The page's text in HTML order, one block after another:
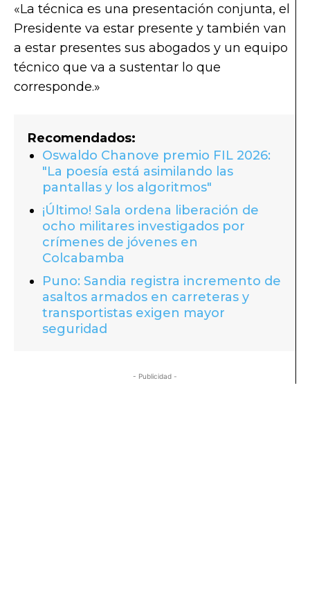
«La técnica es una presentación conjunta, el
Presidente va estar presente y también van
a estar presentes sus abogados y un equipo
técnico que va a sustentar lo que
corresponde.»
Recomendados:
Oswaldo Chanove premio FIL 2026:
"La poesía está asimilando las
pantallas y los algoritmos"
¡Último! Sala ordena liberación de
ocho militares investigados por
crímenes de jóvenes en
Colcabamba
Puno: Sandia registra incremento de
asaltos armados en carreteras y
transportistas exigen mayor
seguridad
- Publicidad -